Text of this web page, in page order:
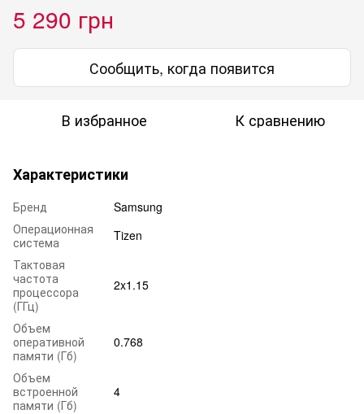
5 290 грн
Сообщить, когда появится
В избранное К сравнению
Характеристики
Бренд
Samsung
Операционная
система
Tizen
Тактовая
частота
процессора
(ГГц)
2x1.15
Объем
оперативной
памяти (Гб)
0.768
Объем
встроенной
памяти (Гб)
4